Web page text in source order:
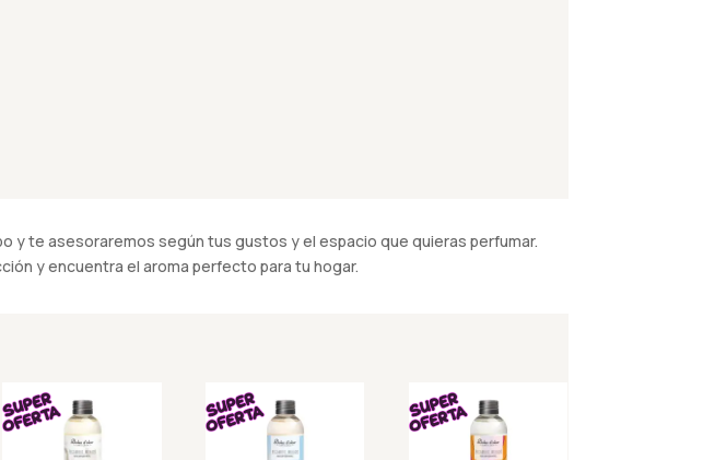
y te asesoraremos según tus gustos y el espacio que quieras perfumar.
y encuentra el aroma perfecto para tu hogar.